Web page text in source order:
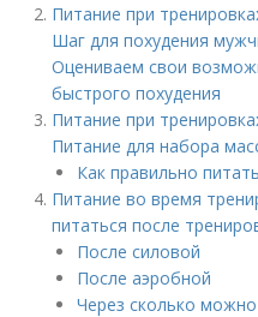
Питание при
Шаг для похудения
Оцениваем свои
быстрого похудения
Питание при
Питание для набора
Как правильно
Питание во время
питаться после
После силовой
После аэробной
Через сколько можно